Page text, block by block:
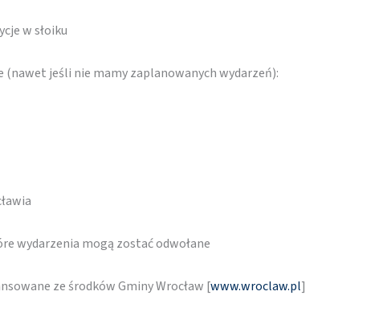
w słoiku
jeśli nie mamy zaplanowanych wydarzeń):
wydarzenia mogą zostać odwołane
ze środków Gminy Wrocław [www.wroclaw.pl]